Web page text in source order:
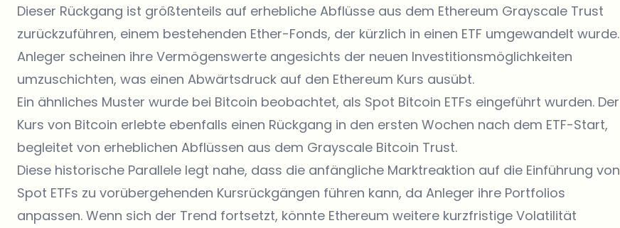
Dieser Rückgang ist größtenteils auf erhebliche Abflüsse aus dem Ethereum Grayscale Trust
zurückzuführen, einem bestehenden Ether-Fonds, der kürzlich in einen ETF umgewandelt wurde.
Anleger scheinen ihre Vermögenswerte angesichts der neuen Investitionsmöglichkeiten
umzuschichten, was einen Abwärtsdruck auf den Ethereum Kurs ausübt.
Ein ähnliches Muster wurde bei Bitcoin beobachtet, als Spot Bitcoin ETFs eingeführt wurden. Der
Kurs von Bitcoin erlebte ebenfalls einen Rückgang in den ersten Wochen nach dem ETF-Start,
begleitet von erheblichen Abflüssen aus dem Grayscale Bitcoin Trust.
Diese historische Parallele legt nahe, dass die anfängliche Marktreaktion auf die Einführung von
Spot ETFs zu vorübergehenden Kursrückgängen führen kann, da Anleger ihre Portfolios
anpassen. Wenn sich der Trend fortsetzt, könnte Ethereum weitere kurzfristige Volatilität